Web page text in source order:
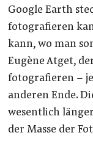
Google Earth
fotografieren
kann, wo man
Eugène Atget,
fotografieren –
anderen Ende.
wesentlich
der Masse der